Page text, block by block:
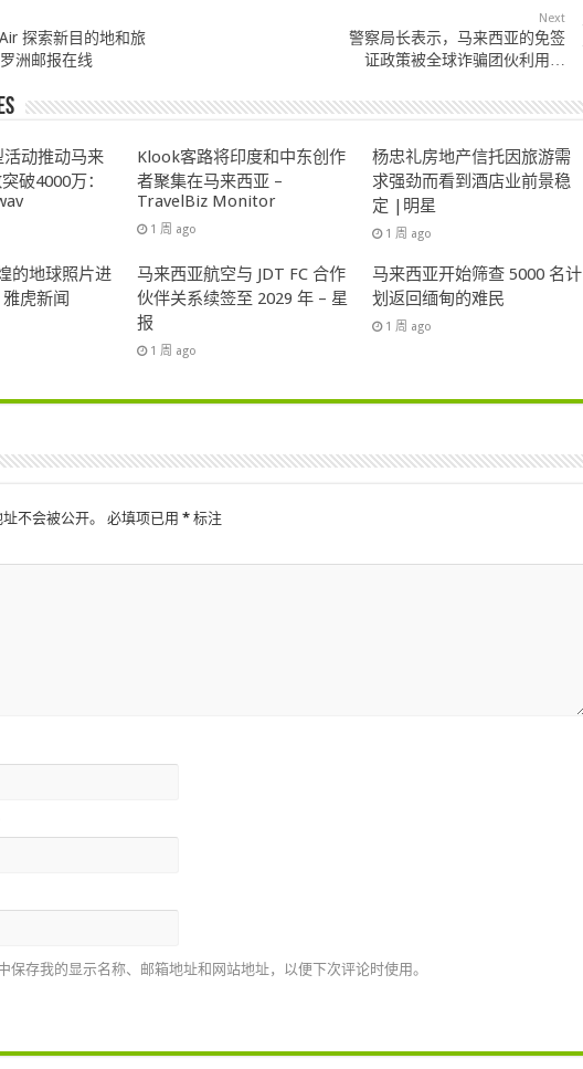
探索新目的地和旅
洲邮报在线
Next
警察局长表示，马来西亚的免签
证政策被全球诈骗团伙利用…
活动推动马来
破4000万：
Klook客路将印度和中东创作
者聚集在马来西亚 –
TravelBiz Monitor
1 周 ago
杨忠礼房地产信托因旅游需
求强劲而看到酒店业前景稳
定 |明星
1 周 ago
的地球照片进
虎新闻
马来西亚航空与 JDT FC 合作
伙伴关系续签至 2029 年 – 星
报
1 周 ago
马来西亚开始筛查 5000 名计
划返回缅甸的难民
1 周 ago
不会被公开。 必填项已用 *标注
保存我的显示名称、邮箱地址和网站地址，以便下次评论时使用。